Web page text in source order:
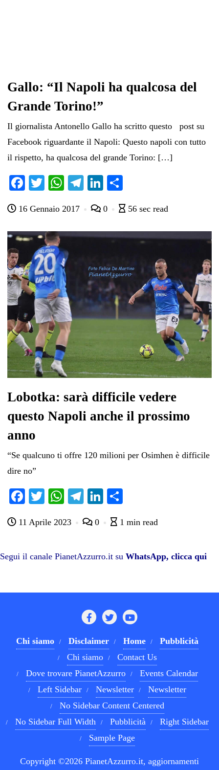
Gallo: “Il Napoli ha qualcosa del
Grande Torino!”
Il giornalista Antonello Gallo ha scritto questo post su
Facebook riguardante il Napoli: Questo napoli con tutto
il rispetto, ha qualcosa del grande Torino: […]
Fa
bo
ok
T
tte
r
W
ts
A
pp
Te
gr
a
Li
ed
In
di
vi
16 Gennaio 2017 0 56 sec read
Lobotka: sarà difficile vedere
questo Napoli anche il prossimo
anno
“Se qualcuno ti offre 120 milioni per Osimhen è difficile
dire no”
Fa
bo
T
tte
W
ts
pp
Te
gr
m
Li
ed di
di
11 Aprile 2023 0 1 min read
Segui il canale PianetAzzurro.it su WhatsApp, clicca qui
Chi siamo Disclaimer Home
Pubblicità
Chi siamo
Contact Us
Dove trovare PianetAzzurro
Events Calendar
Left Sidebar
Newsletter
Newsletter
No Sidebar Content Centered
No Sidebar Full Width
Pubblicità
Right Sidebar
Sample Page
Copyright ©2026 PianetAzzurro.it, aggiornamenti